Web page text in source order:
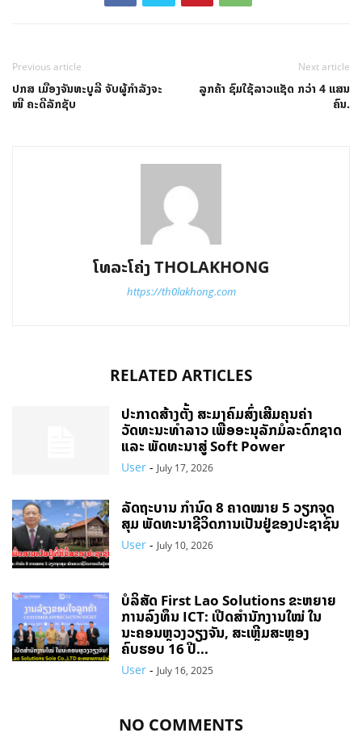
Previous article
ປກສ ເມືອງຈັນທະບູລີ ຈັບຜູ້ກຳລັງຈະ
ໜີ ຄະດີລັກຊັບ
Next article
ລູກຄ້າ ຊົມໃຊ້ລາວແຊັດ ກວ່າ 4 ແສນ
ຄົນ.
ໂທລະໂຄ່ງ THOLAKHONG
https://th0lakhong.com
RELATED ARTICLES
ປະກາດສ້າງຕັ້ງ ສະມາຄົມສົ່ງເສີມຄຸນຄ່າ
ວັດທະນະທຳລາວ ເພື່ອອະນຸລັກມໍລະດົກຊາດ
ແລະ ພັດທະນາສູ່ Soft Power
User - July 17, 2026
ລັດຖະບານ ກຳນົດ 8 ຄາດໝາຍ 5 ວຽກຈຸດ
ສຸມ ພັດທະນາຊີວິດການເປັນຢູ່ຂອງປະຊາຊົນ
User - July 10, 2026
ບໍລິສັດ First Lao Solutions ຂະຫຍາຍ
ການລົງທຶນ ICT: ເປີດສຳນັກງານໃໝ່ ໃນ
ນະຄອນຫຼວງວຽງຈັນ, ສະເຫຼີມສະຫຼອງ
ຄົບຮອບ 16 ປີ...
User - July 16, 2025
NO COMMENTS